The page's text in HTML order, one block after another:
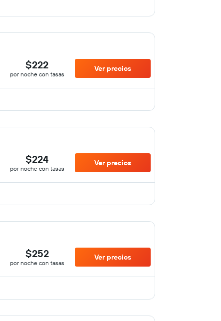
$222
por noche con tasas
Ver precios
$224
por noche con tasas
Ver precios
$252
por noche con tasas
Ver precios